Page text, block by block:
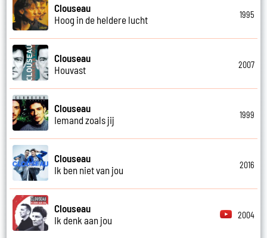
Clouseau
Hoog in de heldere lucht
1995
Clouseau
Houvast
2007
Clouseau
Iemand zoals jij
1999
Clouseau
Ik ben niet van jou
2016
Clouseau
Ik denk aan jou
2004